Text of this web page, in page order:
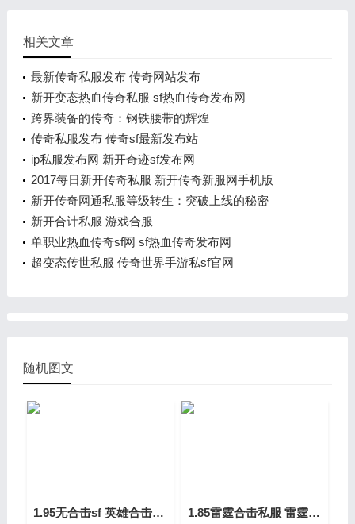
相关文章
最新传奇私服发布 传奇网站发布
新开变态热血传奇私服 sf热血传奇发布网
跨界装备的传奇：钢铁腰带的辉煌
传奇私服发布 传奇sf最新发布站
ip私服发布网 新开奇迹sf发布网
2017每日新开传奇私服 新开传奇新服网手机版
新开传奇网通私服等级转生：突破上线的秘密
新开合计私服 游戏合服
单职业热血传奇sf网 sf热血传奇发布网
超变态传世私服 传奇世界手游私sf官网
随机图文
1.95无合击sf 英雄合击sf新开 1.85雷霆合击私服 雷霆合击手游